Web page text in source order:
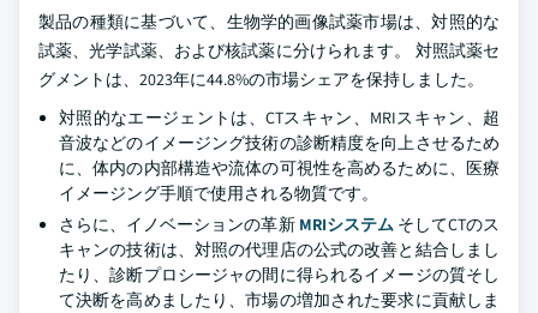
製品の種類に基づいて、生物学的画像試薬市場は、対照的な
試薬、光学試薬、および核試薬に分けられます。 対照試薬セ
グメントは、2023年に44.8%の市場シェアを保持しました。
対照的なエージェントは、CTスキャン、MRIスキャン、超
音波などのイメージング技術の診断精度を向上させるため
に、体内の内部構造や流体の可視性を高めるために、医療
イメージング手順で使用される物質です。
さらに、イノベーションの革新 MRIシステムそしてCTのス
キャンの技術は、対照の代理店の公式の改善と結合しまし
たり、診断プロシージャの間に得られるイメージの質そし
て決断を高めましたり、市場の増加された要求に貢献しま